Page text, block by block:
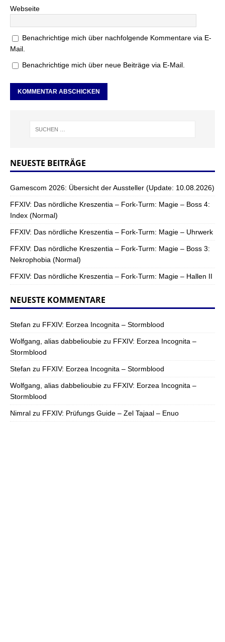
Webseite
Benachrichtige mich über nachfolgende Kommentare via E-
Mail.
Benachrichtige mich über neue Beiträge via E-Mail.
NEUESTE BEITRÄGE
Gamescom 2026: Übersicht der Aussteller (Update: 10.08.2026)
FFXIV: Das nördliche Kreszentia – Fork-Turm: Magie – Boss 4:
Index (Normal)
FFXIV: Das nördliche Kreszentia – Fork-Turm: Magie – Uhrwerk
FFXIV: Das nördliche Kreszentia – Fork-Turm: Magie – Boss 3:
Nekrophobia (Normal)
FFXIV: Das nördliche Kreszentia – Fork-Turm: Magie – Hallen II
NEUESTE KOMMENTARE
Stefan zu FFXIV: Eorzea Incognita – Stormblood
Wolfgang, alias dabbelioubie zu FFXIV: Eorzea Incognita –
Stormblood
Stefan zu FFXIV: Eorzea Incognita – Stormblood
Wolfgang, alias dabbelioubie zu FFXIV: Eorzea Incognita –
Stormblood
Nimral zu FFXIV: Prüfungs Guide – Zel Tajaal – Enuo